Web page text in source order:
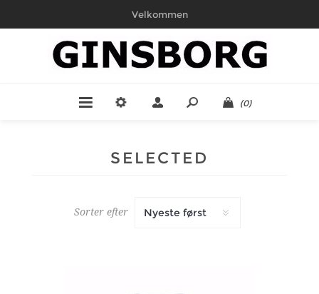
Velkommen
(0)
SELECTED
Sorter efter